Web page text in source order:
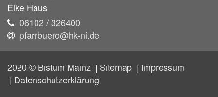
Elke Haus
06102 / 326400
pfarrbuero@hk-ni.de
2020 © Bistum Mainz Sitemap
Impressum
Datenschutzerklärung